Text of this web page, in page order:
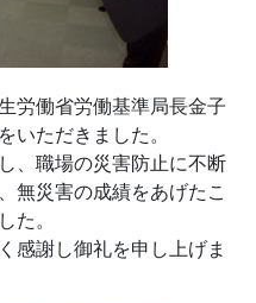
労働省労働基準局長金子
いただきました。
、職場の災害防止に不断
無災害の成績をあげたこ
た。
感謝し御礼を申し上げま